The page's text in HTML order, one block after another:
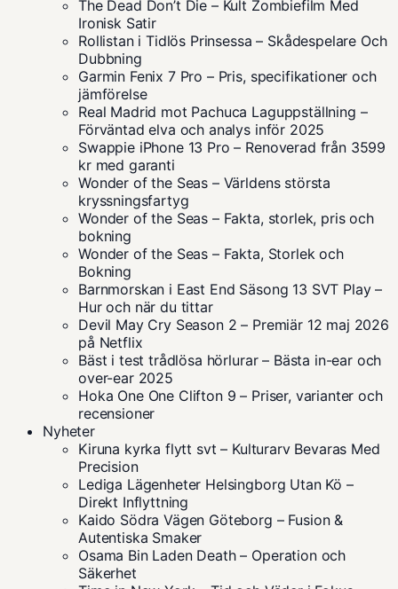
The Dead Don’t Die – Kult Zombiefilm Med
Ironisk Satir
Rollistan i Tidlös Prinsessa – Skådespelare Och
Dubbning
Garmin Fenix 7 Pro – Pris, specifikationer och
jämförelse
Real Madrid mot Pachuca Laguppställning –
Förväntad elva och analys inför 2025
Swappie iPhone 13 Pro – Renoverad från 3599
kr med garanti
Wonder of the Seas – Världens största
kryssningsfartyg
Wonder of the Seas – Fakta, storlek, pris och
bokning
Wonder of the Seas – Fakta, Storlek och
Bokning
Barnmorskan i East End Säsong 13 SVT Play –
Hur och när du tittar
Devil May Cry Season 2 – Premiär 12 maj 2026
på Netflix
Bäst i test trådlösa hörlurar – Bästa in-ear och
over-ear 2025
Hoka One One Clifton 9 – Priser, varianter och
recensioner
Nyheter
Kiruna kyrka flytt svt – Kulturarv Bevaras Med
Precision
Lediga Lägenheter Helsingborg Utan Kö –
Direkt Inflyttning
Kaido Södra Vägen Göteborg – Fusion &
Autentiska Smaker
Osama Bin Laden Death – Operation och
Säkerhet